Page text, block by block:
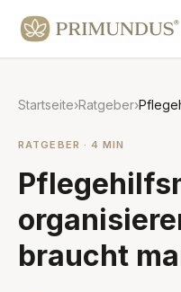
Startseite›Ratgeber›
RATGEBER · 4 MIN
braucht